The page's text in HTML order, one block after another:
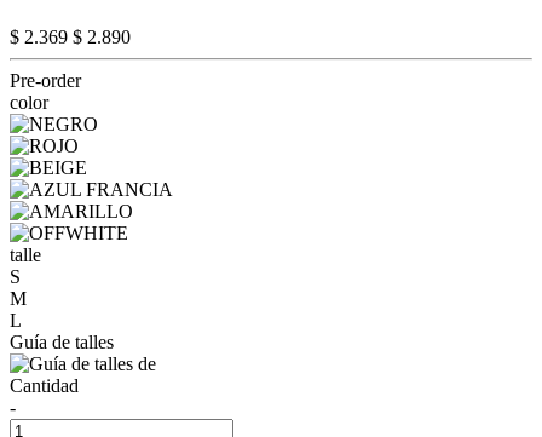
$ 2.369 $ 2.890
Pre-order
color
talle
S
M
L
Guía de talles
Cantidad
-